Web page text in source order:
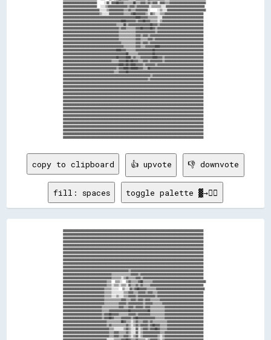
copy to clipboard 👍 upvote 👎 downvote
fill: spaces toggle palette ▓→✊🏽
▓▓▓▓▓▓▓▓▓▓▓▓▓▓▓▓▓▓▓▓▓▓▓▓▓▓▓▓▓▓▓▓▓▓▓▓▓▓▓▓▓▓▓▓▓▓▓▓▓▓▓▓▓▓▓▓▓▓▓▓▓▓▓▓▓▓▓▓▓▓▓▓▓▓▓▓▓▓▓▓▓▓▓▓▓▓▓▓▓▓▓▓▓▓▓▓▓▓▓▓▓▓▓▓▓▓▓▓▓▓▓▓▓▓▓▓
▓▓▓▓▓▓▓▓▓▓▓▓▓▓▓▓▓▓▓▓▓▓▓▓▓▓▓▓▓▓▓▓▓▓▓▓▓▓▓▓▓▓▓▓▓▓▓▓▓▓▓▓▓▓▓▓▓▓▓▓▓▓▓▓▓▓▓▓▓▓▓▓▓▓▓▓▓▓▓▓▓▓▓▓▓▓▓▓▓▓▓▓▓▓▓▓▓▓▓▓▓▓▓▓▓▓▓▓▓▓▓▓▓▓▓▓
▓▓▓▓▓▓▓▓▓▓▓▓▓▓▓▓▓▓▓▓▓▓▓▓▓▓▓▓▓▓▓▓▓▓▓▓▓▓▓▓▓▓▓▓▓▓▓▓▓▓▓▓▓▓▓▓▓▓▓▓▓▓▓▓▓▓▓▓▓▓▓▓▓▓▓▓▓▓▓▓▓▓▓▓▓▓▓▓▓▓▓▓▓▓▓▓▓▓▓▓▓▓▓▓▓▓▓▓▓▓▓▓▓▓▓▓
▓▓▓▓▓▓▓▓▓▓▓▓▓▓▓▓▓▓▓▓▓▓▓▓▓▓▓▓▓▓▓▓▓▓▓▓▓▓▓▓▓▓▓▓▓▓▓▓▓▓▓▓▓▓▓▓▓▓▓▓▓▓▓▓▓▓▓▓▓▓▓▓▓▓▓▓▓▓▓▓▓▓▓▓▓▓▓▓▓▓▓▓▓▓▓▓▓▓▓▓▓▓▓▓▓▓▓▓▓▓▓▓▓▓▓▓
▓▓▓▓▓▓▓▓▓▓▓▓▓▓▓▓▓▓▓▓▓▓▓▓▓▓▓▓▓▓▓▓▓▓▓▓▓▓▓▓▓▓▓▓▓▓▓▓▓▓▓▓▓▓▓▓▓▓▓▓▓▓▓▓▓▓▓▓▓▓▓▓▓▓▓▓▓▓▓▓▓▓▓▓▓▓▓▓▓▓▓▓▓▓▓▓▓▓▓▓▓▓▓▓▓▓▓▓▓▓▓▓▓▓▓▓
▓▓▓▓▓▓▓▓▓▓▓▓▓▓▓▓▓▓▓▓▓▓▓▓▓▓▓▓▓▓▓▓▓▓▓▓▓▓▓▓▓▓▓▓▓▓▓▓▓▓▓▓▓▓▓▓▓▓▓▓▓▓▓▓▓▓▓▓▓▓▓▓▓▓▓▓▓▓▓▓▓▓▓▓▓▓▓▓▓▓▓▓▓▓▓▓▓▓▓▓▓▓▓▓▓▓▓▓▓▓▓▓▓▓▓▓
▓▓▓▓▓▓▓▓▓▓▓▓▓▓▓▓▓▓▓▓▓▓▓▓▓▓▓▓▓▓▓▓▓▓▓▓▓▓▓▓▓▓▓▓▓▓▓▓▓▓▓▓▓▓▓▓▓▓▓▓▓▓▓▓▓▓▓▓▓▓▓▓▓▓▓▓▓▓▓▓▓▓▓▓▓▓▓▓▓▓▓▓▓▓▓▓▓▓▓▓▓▓▓▓▓▓▓▓▓▓▓▓▓▓▓▓
▓▓▓▓▓▓▓▓▓▓▓▓▓▓▓▓▓▓▓▓▓▓▓▓▓▓▓▓▓▓▓▓▓▓▓▓▓▓▓▓▓▓▓▓▓▓▓▓▓▓▓▓▓▓▓▓▓▓▓▓▓▓▓▓▓▓▓▓▓▓▓▓▓▓▓▓▓▓▓▓▓▓▓▓▓▓▓▓▓▓▓▓▓▓▓▓▓▓▓▓▓▓▓▓▓▓▓▓▓▓▓▓▓▓▓▓
▓▓▓▓▓▓▓▓▓▓▓▓▓▓▓▓▓▓▓▓▓▓▓▓▓▓▓▓▓▓▓▓▓▓▓▓▓▓▓▓▓▓▓▓▓▓▓▓▓▓▓▓▓▓▓▓▓▓▓▓▓▓▓▓▓▓▓▓▓▓▓▓▓▓▓▓▓▓▓▓▓▓▓▓▓▓▓▓▓▓▓▓▓▓▓▓▓▓▓▓▓▓▓▓▓▓▓▓▓▓▓▓▓▓▓▓
▓▓▓▓▓▓▓▓▓▓▓▓▓▓▓▓▓▓▓▓▓▓▓▓▓▓▓▓▓▓▓▓▓▓▓▓▓▓▓▓▓▓▓▓▓▓▓▓▓▓▓▓▓▓▓▓▓▓▓▓▓▓▓▓▓▓▓▓▓▓▓▓▓▓▓▓▓▓▓▓▓▓▓▓▓▓▓▓▓▓▓▓▓▓▓▓▓▓▓▓▓▓▓▓▓▓▓▓▓▓▓▓▓▓▓▓
▓▓▓▓▓▓▓▓▓▓▓▓▓▓▓▓▓▓▓▓▓▓▓▓▓▓▓▓▓▓▓▓▓▓▓▓▓▓▓▓▓▓▓▓▓▓▓▓▓▓▓▓▓▓▓▓▓▓▓▓▓▓▓▓▓▓▓▓▓▓▓▓▓▓▓▓▓▓▓▓▓▓▓▓▓▓▓▓▓▓▓▓▓▓▓▓▓▓▓▓▓▓▓▓▓▓▓▓▓▓▓▓▓▓▓▓
▓▓▓▓▓▓▓▓▓▓▓▓▓▓▓▓▓▓▓▓▓▓▓▓▓▓▓▓▓▓▓▓▓▓▓▓▓▓▓▓▓▓▓▓▓▓▓▓▓▓▓▓▓▓▒▒▓▓▓▓▓▓▓▓▓▓▓▓▓▓▓▓▓▓▓▓▓▓▓▓▓▓▓▓▓▓▓▓▓▓▓▓▓▓▓▓▓▓▓▓▓▓▓▓▓▓▓▓▓▓▓▓▓▓▓▓
▓▓▓▓▓▓▓▓▓▓▓▓▓▓▓▓▓▓▓▓▓▓▓▓▓▓▓▓▓▓▓▓▓▓▓▓▓▓▓▓▒▒▒▒▒▒▒▒▒▒▒▒▒▒▒▒▓▓▓▓▓▓▒▒▓▓▓▓▓▓▓▓▓▓▓▓▓▓▓▓▓▓▓▓▓▓▓▓▓▓▓▓▓▓▓▓▓▓▓▓▓▓▓▓▓▓▓▓▓▓▓▓▓▓▓▓
▓▓▓▓▓▓▓▓▓▓▓▓▓▓▓▓▓▓▓▓▓▓▓▓▓▓▓▓▓▓▓▓▓▓▓▓▓▓▓▓▒▒▒▒▒▒▒▒░░▒▒▓▓▒▒▒▒▒▒▓▓▓▓▒▒▓▓▓▓▓▓▓▓▓▓▓▓▓▓▓▓▓▓▓▓▓▓▓▓▓▓▓▓▓▓▓▓▓▓▓▓▓▓▓▓▓▓▓▓▓▓▓▓▓▓
▓▓▓▓▓▓▓▓▓▓▓▓▓▓▓▓▓▓▓▓▓▓▓▓▓▓▓▓▓▓▓▓▓▓▓▓▒▒▒▒  ▒▒▒▒░░  ▒▒▓▓▒▒▒▒▒▒▓▓██▒▒▒▒▒▒▒▒▓▓▓▓▓▓▓▓▓▓▓▓▓▓▓▓▓▓▓▓▓▓▓▓▓▓▓▓▓▓▓▓▓▓▓▓▓▓▓▓▓▓▓▓
▓▓▓▓▓▓▓▓▓▓▓▓▓▓▓▓▓▓▓▓▓▓▓▓▓▓▓▓▓▓▓▓▓▓▓▓▒▒▒▒░░▒▒▒▒░░▒▒▒▒░░▓▓▒▒▒▒▓▓▒▒▓▓▒▒▒▒▒▒▓▓▓▓▓▓▓▓▓▓▓▓▓▓▓▓▓▓▓▓▓▓▓▓▓▓▓▓▓▓▓▓▓▓▓▓▓▓▓▓▓▓▓▓
▓▓▓▓▓▓▓▓▓▓▓▓▓▓▓▓▓▓▓▓▓▓▓▓▓▓▓▓▓▓▓▓▓▓▒▒▒▒▒▒░░░░░░  ▒▒░░░░▓▓▒▒▓▓██▓▓▓▓▓▓▒▒▒▒▒▒▒▒▓▓▓▓▓▓▓▓▓▓▓▓▓▓▓▓▓▓▓▓▓▓▓▓▓▓▓▓▓▓▓▓▓▓▓▓▓▓▓▓
▓▓▓▓▓▓▓▓▓▓▓▓▓▓▓▓▓▓▓▓▓▓▓▓▓▓▓▓▓▓▓▓▓▓▒▒▒▒▒▒░░░░░░░░░░▒▒▒▒▓▓▓▓▒▒▒▒▓▓▓▓▓▓▒▒▓▓▓▓▒▒▒▒▓▓▓▓▓▓▓▓▓▓▓▓▓▓▓▓▓▓▓▓▓▓▓▓▓▓▓▓▓▓▓▓▓▓▓▓▓▓
▓▓▓▓▓▓▓▓▓▓▓▓▓▓▓▓▓▓▓▓▓▓▓▓▓▓▓▓▓▓▓▓▓▓▒▒▒▒▒▒░░░░▒▒░░░░▒▒▒▒▓▓▓▓▓▓▒▒▓▓▓▓▓▓▓▓▓▓▓▓▓▓▒▒▓▓▓▓▓▓▓▓▓▓▓▓▓▓▓▓▓▓▓▓▓▓▓▓▓▓▓▓▓▓▓▓▓▓▓▓▓▓
▓▓▓▓▓▓▓▓▓▓▓▓▓▓▓▓▓▓▓▓▓▓▓▓▓▓▓▓▓▓▓▓▓▓▒▒▒▒▒▒▒▒▒▒▒▒▒▒▓▓▓▓▒▒▒▒▓▓▓▓▒▒▓▓▓▓▒▒▓▓▓▓▒▒▒▒▒▒▒▒▓▓▓▓▓▓▓▓▓▓▓▓▓▓▓▓▓▓▓▓▓▓▓▓▓▓▓▓▓▓▓▓▓▓▓▓
▓▓▓▓▓▓▓▓▓▓▓▓▓▓▓▓▓▓▓▓▓▓▓▓▓▓▓▓▓▓▓▓▓▓▒▒▒▒▒▒▒▒▒▒▒▒▓▓▓▓▓▓▒▒▓▓▓▓▓▓▓▓▓▓▓▓▒▒▓▓▓▓▓▓▒▒▒▒▒▒▒▒▓▓▓▓▓▓▓▓▓▓▓▓▓▓▓▓▓▓▓▓▓▓▓▓▓▓▓▓▓▓▓▓▓▓
▓▓▓▓▓▓▓▓▓▓▓▓▓▓▓▓▓▓▓▓▓▓▓▓▓▓▓▓▓▓▓▓▒▒▒▒▒▒▒▒▒▒▒▒▒▒▓▓▓▓▒▒▒▒▓▓▓▓▒▒▓▓▓▓▓▓▒▒▓▓▓▓▒▒▒▒▒▒▒▒▒▒▒▒▓▓▓▓▓▓▓▓▓▓▓▓▓▓▓▓▓▓▓▓▓▓▓▓▓▓▓▓▓▓▓▓
▓▓▓▓▓▓▓▓▓▓▓▓▓▓▓▓▓▓▓▓▓▓▓▓▓▓▓▓▓▓▓▓▒▒▒▒▒▒▓▓▓▓▓▓▓▓▓▓▓▓▓▓▓▓██▓▓▓▓▓▓▓▓▓▓▓▓▓▓██▒▒▒▒▒▒▒▒▒▒▒▒▓▓▓▓▓▓▓▓▓▓▓▓▓▓▓▓▓▓▓▓▓▓▓▓▓▓▓▓▓▓▓▓
▓▓▓▓▓▓▓▓▓▓▓▓▓▓▓▓▓▓▓▓▓▓▓▓▓▓▓▓▓▓▓▓▒▒▓▓▓▓██▓▓▓▓▓▓▒▒▒▒▒▒▒▒▓▓▓▓▓▓▒▒▓▓▓▓▓▓▓▓▓▓▒▒▒▒▒▒▒▒▒▒▒▒▓▓▓▓▓▓▓▓▓▓▓▓▓▓▓▓▓▓▓▓▓▓▓▓▓▓▓▓▓▓▓▓
▓▓▓▓▓▓▓▓▓▓▓▓▓▓▓▓▓▓▓▓▓▓▓▓▓▓▓▓▓▓▓▓▒▒▓▓▓▓██▓▓▒▒▒▒▒▒▓▓▓▓▓▓▓▓▒▒▓▓██▓▓▓▓▓▓▓▓▓▓▓▓▓▓▒▒▒▒▒▒▒▒▓▓▓▓▓▓▓▓▓▓▓▓▓▓▓▓▓▓▓▓▓▓▓▓▓▓▓▓▓▓▓▓
▓▓▓▓▓▓▓▓▓▓▓▓▓▓▓▓▓▓▓▓▓▓▓▓▓▓▓▓▓▓▓▓▓▓▓▓▒▒▒▒▒▒▒▒▒▒▒▒██▓▓▒▒▒▒░░▒▒▓▓▒▒▒▒▓▓▓▓▒▒▓▓▒▒▒▒▒▒▒▒▒▒▒▒▓▓▓▓▓▓▓▓▓▓▓▓▓▓▓▓▓▓▓▓▓▓▓▓▓▓▓▓▓▓
▓▓▓▓▓▓▓▓▓▓▓▓▓▓▓▓▓▓▓▓▓▓▓▓▓▓▓▓▓▓▓▓▓▓▓▓▒▒▓▓▒▒▒▒▒▒▒▒▒▒▒▒▓▓▒▒░░▒▒▓▓▒▒▓▓▓▓▓▓▒▒▓▓██▓▓▓▓▒▒▒▒▒▒▓▓▓▓▓▓▓▓▓▓▓▓▓▓▓▓▓▓▓▓▓▓▓▓▓▓▓▓▓▓
▓▓▓▓▓▓▓▓▓▓▓▓▓▓▓▓▓▓▓▓▓▓▓▓▓▓▓▓▓▓▓▓▓▓▓▓▓▓▒▒▒▒░░░░░░░░▒▒▓▓▒▒░░░░▓▓░░▒▒▓▓▓▓▒▒▓▓▓▓██▓▓▒▒▒▒▒▒▓▓▓▓▓▓▓▓▓▓▓▓▓▓▓▓▓▓▓▓▓▓▓▓▓▓▓▓▓▓
▓▓▓▓▓▓▓▓▓▓▓▓▓▓▓▓▓▓▓▓▓▓▓▓▓▓▓▓▓▓▓▓▓▓▓▓▓▓▒▒▒▒▓▓▓▓▒▒▒▒▒▒▓▓▒▒░░░░▓▓░░▒▒▓▓▓▓▓▓▓▓▓▓▓▓▓▓▒▒▒▒▓▓▓▓▓▓▓▓▓▓▓▓▓▓▓▓▓▓▓▓▓▓▓▓▓▓▓▓▓▓▓▓
▓▓▓▓▓▓▓▓▓▓▓▓▓▓▓▓▓▓▓▓▓▓▓▓▓▓▓▓▓▓▓▓▓▓▓▓▓▓▒▒▒▒▓▓▓▓▒▒▒▒▓▓▓▓▒▒░░▒▒▓▓░░▒▒▓▓▓▓▓▓▓▓▓▓▓▓▒▒░░▒▒▓▓▓▓▓▓▓▓▓▓▓▓▓▓▓▓▓▓▓▓▓▓▓▓▓▓▓▓▓▓▓▓
▓▓▓▓▓▓▓▓▓▓▓▓▓▓▓▓▓▓▓▓▓▓▓▓▓▓▓▓▓▓▓▓▓▓▓▓░░░░░░▒▒▒▒▒▒▓▓▓▓██▓▓▒▒▒▒▓▓▒▒▒▒▒▒░░▒▒▓▓▓▓▓▓▒▒░░▒▒▓▓▓▓▓▓▓▓▓▓▓▓▓▓▓▓▓▓▓▓▓▓▓▓▓▓▓▓▓▓▓▓
▓▓▓▓▓▓▓▓▓▓▓▓▓▓▓▓▓▓▓▓▓▓▓▓▓▓▓▓▓▓▓▓▓▓▓▓▒▒▒▒▒▒▓▓▓▓▓▓▓▓▓▓██▓▓▒▒▒▒▓▓▓▓▓▓▒▒▒▒▓▓▓▓▓▓▓▓▒▒▒▒▓▓▓▓▓▓▓▓▓▓▓▓▓▓▓▓▓▓▓▓▓▓▓▓▓▓▓▓▓▓▓▓▓▓
▓▓▓▓▓▓▓▓▓▓▓▓▓▓▓▓▓▓▓▓▓▓▓▓▓▓▓▓▓▓▓▓▒▒░░░░░░▓▓░░▒▒▒▒▒▒▒▒▓▓▓▓▓▓▒▒▒▒▒▒▓▓▓▓▒▒▒▒▓▓▒▒▓▓▓▓▒▒░░▓▓▓▓▓▓▓▓▓▓▓▓▓▓▓▓▓▓▓▓▓▓▓▓▓▓▓▓▓▓▓▓
▓▓▓▓▓▓▓▓▓▓▓▓▓▓▓▓▓▓▓▓▓▓▓▓▓▓▓▓▓▓▓▓▓▓░░░░░░▓▓▒▒▒▒▒▒▓▓▓▓▓▓▓▓▓▓▓▓▓▓▓▓▓▓▓▓▒▒▒▒▒▒▒▒▓▓▓▓▒▒▒▒▓▓▓▓▓▓▓▓▓▓▓▓▓▓▓▓▓▓▓▓▓▓▓▓▓▓▓▓▓▓▓▓
▓▓▓▓▓▓▓▓▓▓▓▓▓▓▓▓▓▓▓▓▓▓▓▓▓▓▓▓▓▓▓▓▓▓░░░░░░▓▓░░▒▒▒▒▒▒▓▓▓▓▓▓▓▓▒▒▓▓▓▓▒▒░░▒▒▒▒▒▒▒▒▒▒▓▓▒▒▒▒▓▓▓▓▓▓▓▓▓▓▓▓▓▓▓▓▓▓▓▓▓▓▓▓▓▓▓▓▓▓▓▓
▓▓▓▓▓▓▓▓▓▓▓▓▓▓▓▓▓▓▓▓▓▓▓▓▓▓▓▓▓▓▓▓▓▓▒▒▒▒▒▒▒▒▒▒▓▓▓▓▓▓▓▓▓▓▓▓▓▓▒▒▓▓▓▓▒▒▒▒▒▒▒▒▒▒▒▒▒▒▒▒▓▓▓▓▓▓▓▓▓▓▓▓▓▓▓▓▓▓▓▓▓▓▓▓▓▓▓▓▓▓▓▓▓▓▓▓
▓▓▓▓▓▓▓▓▓▓▓▓▓▓▓▓▓▓▓▓▓▓▓▓▓▓▓▓▓▓▓▓▓▓▒▒░░▒▒░░▓▓▓▓▓▓▒▒▓▓▓▓▓▓▓▓░░▒▒▓▓▒▒░░▒▒▒▒▒▒▒▒▒▒▒▒▓▓▓▓▓▓▓▓▓▓▓▓▓▓▓▓▓▓▓▓▓▓▓▓▓▓▓▓▓▓▓▓▓▓▓▓
▓▓▓▓▓▓▓▓▓▓▓▓▓▓▓▓▓▓▓▓▓▓▓▓▓▓▓▓▓▓▓▓▓▓▓▓▒▒▓▓▓▓▓▓▓▓████▓▓██▓▓▓▓██▒▒▓▓▒▒░░▒▒░░▒▒▒▒▓▓▓▓▓▓▓▓▓▓▓▓▓▓▓▓▓▓▓▓▓▓▓▓▓▓▓▓▓▓▓▓▓▓▓▓▓▓▓▓
▓▓▓▓▓▓▓▓▓▓▓▓▓▓▓▓▓▓▓▓▓▓▓▓▓▓▓▓▓▓▓▓▓▓▓▓▒▒▒▒▓▓▓▓▓▓▓▓██▒▒▓▓▒▒▒▒▓▓░░▒▒▒▒░░░░▒▒▒▒▒▒▓▓▓▓▓▓▓▓▓▓▓▓▓▓▓▓▓▓▓▓▓▓▓▓▓▓▓▓▓▓▓▓▓▓▓▓▓▓▓▓
▓▓▓▓▓▓▓▓▓▓▓▓▓▓▓▓▓▓▓▓▓▓▓▓▓▓▓▓▓▓▓▓▓▓▓▓▒▒░░░░▒▒▒▒▒▒▒▒▓▓▒▒░░▒▒▓▓░░▒▒▒▒▒▒▒▒▒▒▒▒▓▓▓▓▓▓▓▓▓▓▓▓▓▓▓▓▓▓▓▓▓▓▓▓▓▓▓▓▓▓▓▓▓▓▓▓▓▓▓▓▓▓
▓▓▓▓▓▓▓▓▓▓▓▓▓▓▓▓▓▓▓▓▓▓▓▓▓▓▓▓▓▓▓▓▓▓▓▓▓▓▒▒░░▒▒░░░░▒▒▓▓▒▒░░▒▒▓▓░░▒▒▒▒▒▒▒▒▒▒▓▓▓▓▓▓▓▓▓▓▓▓▓▓▓▓▓▓▓▓▓▓▓▓▓▓▓▓▓▓▓▓▓▓▓▓▓▓▓▓▓▓▓▓
▓▓▓▓▓▓▓▓▓▓▓▓▓▓▓▓▓▓▓▓▓▓▓▓▓▓▓▓▓▓▓▓▓▓▓▓▓▓▓▓░░░░▒▒░░░░░░░░▓▓▒▒▒▒▓▓▓▓▒▒▒▒▓▓▓▓▓▓▓▓▓▓▓▓▓▓▓▓▓▓▓▓▓▓▓▓▓▓▓▓▓▓▓▓▓▓▓▓▓▓▓▓▓▓▓▓▓▓▓▓
▓▓▓▓▓▓▓▓▓▓▓▓▓▓▓▓▓▓▓▓▓▓▓▓▓▓▓▓▓▓▓▓▓▓▓▓▓▓▓▓▓▓▓▓▒▒▒▒▒▒▒▒▒▒▒▒▓▓▓▓▓▓▓▓▓▓▓▓▓▓██▓▓▒▒▓▓▓▓▓▓▓▓▓▓▓▓▓▓▓▓▓▓▓▓▓▓▓▓▓▓▓▓▓▓▓▓▓▓▓▓▓▓▓▓
▓▓▓▓▓▓▓▓▓▓▓▓▓▓▓▓▓▓▓▓▓▓▓▓▓▓▓▓▓▓▓▓▓▓▓▓▓▓▓▓▓▓▓▓▒▒░░░░░░▒▒░░▓▓▓▓▓▓▒▒▓▓▓▓██████▓▓▓▓▓▓▒▒▓▓▓▓▓▓▓▓▓▓▓▓▓▓▓▓▓▓▓▓▓▓▓▓▓▓▓▓▓▓▓▓▓▓
▓▓▓▓▓▓▓▓▓▓▓▓▓▓▓▓▓▓▓▓▓▓▓▓▓▓▓▓▓▓▓▓▓▓▓▓▓▓▓▓▓▓▒▒▒▒▓▓▒▒▒▒▓▓▓▓██▓▓▒▒▓▓▓▓██▓▓▓▓▓▓▓▓▒▒▒▒▓▓▓▓▓▓▓▓▓▓▓▓▓▓▓▓▓▓▓▓▓▓▓▓▓▓▓▓▓▓▓▓▓▓▓▓
▓▓▓▓▓▓▓▓▓▓▓▓▓▓▓▓▓▓▓▓▓▓▓▓▓▓▓▓▓▓▓▓▓▓▓▓▓▓▓▓▓▓▒▒▒▒▒▒▒▒▒▒▒▒▓▓▓▓▓▓▒▒▓▓▓▓██▓▓██▓▓▓▓▓▓▓▓▒▒▒▒▒▒▓▓▓▓▓▓▓▓▓▓▓▓▓▓▓▓▓▓▓▓▓▓▓▓▓▓▓▓▓▓
▓▓▓▓▓▓▓▓▓▓▓▓▓▓▓▓▓▓▓▓▓▓▓▓▓▓▓▓▓▓▓▓▓▓▓▓▓▓▓▓▒▒▒▒▒▒▒▒▒▒▒▒▒▒▓▓▒▒▒▒▒▒▓▓▓▓██▓▓▓▓▓▓▓▓▓▓▓▓▒▒▒▒▒▒▓▓▓▓▓▓▓▓▓▓▓▓▓▓▓▓▓▓▓▓▓▓▓▓▓▓▓▓▓▓
▓▓▓▓▓▓▓▓▓▓▓▓▓▓▓▓▓▓▓▓▓▓▓▓▓▓▓▓▓▓▓▓▓▓▓▓▓▓▓▓▒▒▓▓▒▒▒▒▒▒▒▒▒▒▒▒▓▓▓▓▒▒▓▓▓▓██▓▓██▓▓▓▓▓▓▓▓▒▒▒▒▒▒▒▒▓▓▓▓▓▓▓▓▓▓▓▓▓▓▓▓▓▓▓▓▓▓▓▓▓▓▓▓
▓▓▓▓▓▓▓▓▓▓▓▓▓▓▓▓▓▓▓▓▓▓▓▓▓▓▓▓▓▓▓▓▓▓▓▓▓▓▓▓▒▒▓▓▓▓▓▓▓▓▓▓▓▓▓▓▓▓▓▓▓▓▓▓▓▓██▓▓▓▓▓▓▓▓▓▓▓▓▓▓▓▓▓▓▓▓▒▒▓▓▓▓▓▓▓▓▓▓▓▓▓▓▓▓▓▓▓▓▓▓▓▓▓▓
▓▓▓▓▓▓▓▓▓▓▓▓▓▓▓▓▓▓▓▓▓▓▓▓▓▓▓▓▓▓▓▓▓▓▓▓▓▓▒▒▓▓▓▓▒▒▒▒▒▒▒▒▒▒▒▒▒▒▒▒▓▓▓▓▓▓████▓▓██▓▓▓▓▓▓▒▒▓▓▓▓▒▒▒▒▓▓▓▓▓▓▓▓▓▓▓▓▓▓▓▓▓▓▓▓▓▓▓▓▓▓
▓▓▓▓▓▓▓▓▓▓▓▓▓▓▓▓▓▓▓▓▓▓▓▓▓▓▓▓▓▓▓▓▓▓▓▓▓▓▒▒░░▓▓▓▓▓▓▒▒▒▒▒▒▒▒▒▒▒▒▓▓▓▓██████████▓▓▓▓▓▓▓▓▓▓▓▓▒▒▒▒▓▓▓▓▓▓▓▓▓▓▓▓▓▓▓▓▓▓▓▓▓▓▓▓▓▓
▓▓▓▓▓▓▓▓▓▓▓▓▓▓▓▓▓▓▓▓▓▓▓▓▓▓▓▓▓▓▓▓▓▓▒▒▒▒▓▓▒▒▓▓▓▓▓▓▒▒▒▒▒▒▒▒▒▒▒▒▓▓▓▓▒▒▓▓▓▓▓▓████▓▓██▓▓▓▓▓▓▓▓▒▒▓▓▓▓▓▓▓▓▓▓▓▓▓▓▓▓▓▓▓▓▓▓▓▓▓▓
▓▓▓▓▓▓▓▓▓▓▓▓▓▓▓▓▓▓▓▓▓▓▓▓▓▓▓▓▓▓▓▓░░░░▓▓░░░░▒▒▓▓▒▒▓▓▓▓▒▒▒▒▒▒▒▒▓▓██▓▓▓▓▓▓▓▓████▓▓▓▓▓▓▓▓▒▒▒▒▓▓▓▓▓▓▓▓▓▓▓▓▓▓▓▓▓▓▓▓▓▓▓▓▓▓▓▓
▓▓▓▓▓▓▓▓▓▓▓▓▓▓▓▓▓▓▓▓▓▓▓▓▓▓▓▓▓▓░░▒▒░░▓▓▒▒░░▒▒▓▓░░▓▓▓▓▒▒▒▒▒▒▒▒░░░░▒▒▓▓▓▓████████▓▓▓▓██▓▓▒▒▓▓▓▓▓▓▓▓▓▓▓▓▓▓▓▓▓▓▓▓▓▓▓▓▓▓▓▓
▓▓▓▓▓▓▓▓▓▓▓▓▓▓▓▓▓▓▓▓▓▓▓▓▓▓▓▓  ░░░░░░▒▒░░▒▒▒▒░░▓▓██▓▓▒▒▒▒▒▒▒▒▒▒░░▒▒▓▓▓▓▓▓▓▓▓▓▒▒░░▒▒░░▒▒▒▒▓▓▓▓▓▓▓▓▓▓▓▓▓▓▓▓▓▓▓▓▓▓▓▓▓▓▓▓
▓▓▓▓▓▓▓▓▓▓▓▓▓▓▓▓▓▓▓▓▓▓▓▓▓▓▓▓  ░░    ▒▒░░░░▒▒  ▓▓▓▓▓▓▒▒▒▒▒▒▒▒▓▓▓▓▒▒▓▓██▓▓▓▓▓▓▒▒▒▒▓▓░░▒▒▒▒▓▓▓▓▓▓▓▓▓▓▓▓▓▓▓▓▓▓▓▓▓▓▓▓▓▓▓▓
▓▓▓▓▓▓▓▓▓▓▓▓▓▓▓▓▓▓▓▓▓▓▓▓▓▓▓▓  ░░    ▒▒░░▒▒▓▓████▓▓▓▓▒▒▒▒▒▒██▓▓▓▓██▓▓▓▓▓▓▓▓▓▓▓▓▒▒▒▒░░░░▒▒▓▓▓▓▓▓▓▓▓▓▓▓▓▓▓▓▓▓▓▓▓▓▓▓▓▓▓▓
▓▓▓▓▓▓▓▓▓▓▓▓▓▓▓▓▓▓▓▓▓▓▓▓▓▓▓▓  ░░░░  ▒▒░░▒▒▓▓██▓▓▓▓▓▓▒▒▒▒▒▒▓▓▓▓▓▓▓▓▒▒██▓▓▓▓▓▓▓▓▓▓▓▓▒▒▒▒▓▓▓▓▓▓▓▓▓▓▓▓▓▓▓▓▓▓▓▓▓▓▓▓▓▓▓▓▓▓
▓▓▓▓▓▓▓▓▓▓▓▓▓▓▓▓▓▓▓▓▓▓▓▓▓▓▓▓    ░░▓▓░░▓▓▓▓██▓▓▓▓▒▒▒▒▒▒▒▒██▒▒▒▒▓▓▓▓▒▒▓▓▒▒▓▓▓▓░░▓▓▓▓▒▒▒▒▓▓▓▓▓▓▓▓▓▓▓▓▓▓▓▓▓▓▓▓▓▓▓▓▓▓▓▓▓▓
▓▓▓▓▓▓▓▓▓▓▓▓▓▓▓▓▓▓▓▓▓▓▓▓▓▓▓▓  ░░░░▒▒▓▓▓▓▓▓▓▓▓▓▓▓▓▓▓▓▒▒▓▓▓▓▒▒▓▓▓▓▓▓▓▓▓▓░░▒▒▒▒▒▒▒▒░░░░▓▓▓▓▓▓▓▓▓▓▓▓▓▓▓▓▓▓▓▓▓▓▓▓▓▓▓▓▓▓▓▓
▓▓▓▓▓▓▓▓▓▓▓▓▓▓▓▓▓▓▓▓▓▓▓▓▓▓▓▓▓▓░░░░░░▒▒▓▓▓▓▓▓▓▓▓▓▓▓▒▒▒▒▓▓▒▒▒▒▓▓▓▓▓▓▓▓▓▓░░    ░░▒▒░░░░▓▓▓▓▓▓▓▓▓▓▓▓▓▓▓▓▓▓▓▓▓▓▓▓▓▓▓▓▓▓▓▓
▓▓▓▓▓▓▓▓▓▓▓▓▓▓▓▓▓▓▓▓▓▓▓▓▓▓▓▓▓▓▒▒░░░░░░▓▓▓▓▓▓▓▓▓▓▓▓▒▒▒▒▒▒▓▓██▓▓▓▓▓▓▓▓▒▒░░▓▓▒▒░░░░▒▒▒▒▓▓▓▓▓▓▓▓▓▓▓▓▓▓▓▓▓▓▓▓▓▓▓▓▓▓▓▓▓▓▓▓
▓▓▓▓▓▓▓▓▓▓▓▓▓▓▓▓▓▓▓▓▓▓▓▓▓▓▓▓▓▓▓▓▓▓▓▓▓▓▓▓▓▓▓▓▓▓▓▓▓▓▓▓▓▓▓▓▓▓▓▓████▓▓▓▓▓▓▒▒▒▒▒▒▒▒░░░░▓▓▓▓▓▓▓▓▓▓▓▓▓▓▓▓▓▓▓▓▓▓▓▓▓▓▓▓▓▓▓▓▓▓
▓▓▓▓▓▓▓▓▓▓▓▓▓▓▓▓▓▓▓▓▓▓▓▓▓▓▓▓▓▓▓▓▓▓▓▓▓▓▓▓▓▓▓▓▓▓▓▓████▓▓▓▓▓▓▓▓▒▒▓▓▓▓██▓▓▓▓▒▒▒▒▒▒░░▒▒▓▓▓▓▓▓▓▓▓▓▓▓▓▓▓▓▓▓▓▓▓▓▓▓▓▓▓▓▓▓▓▓▓▓
▓▓▓▓▓▓▓▓▓▓▓▓▓▓▓▓▓▓▓▓▓▓▓▓▓▓▓▓▓▓▓▓▓▓▓▓▓▓▓▓▓▓▓▓▒▒▒▒▒▒██▒▒▓▓▓▓▓▓▓▓▓▓▓▓▓▓▓▓▓▓██▓▓▓▓▒▒▓▓▓▓▓▓▓▓▓▓▓▓▓▓▓▓▓▓▓▓▓▓▓▓▓▓▓▓▓▓▓▓▓▓▓▓
▓▓▓▓▓▓▓▓▓▓▓▓▓▓▓▓▓▓▓▓▓▓▓▓▓▓▓▓▓▓▓▓▓▓▓▓▓▓▓▓▓▓▓▓▓▓▒▒▓▓▓▓▒▒▒▒▒▒▒▒▓▓▓▓██▓▓▓▓▓▓██▓▓▒▒▓▓▓▓▓▓▓▓▓▓▓▓▓▓▓▓▓▓▓▓▓▓▓▓▓▓▓▓▓▓▓▓▓▓▓▓▓▓
▓▓▓▓▓▓▓▓▓▓▓▓▓▓▓▓▓▓▓▓▓▓▓▓▓▓▓▓▓▓▓▓▓▓▓▓▓▓▓▓▓▓▓▓▓▓▒▒▒▒▒▒▒▒▒▒▒▒▒▒▓▓▓▓▓▓▓▓▓▓▓▓▓▓▓▓▒▒▓▓▓▓▓▓▓▓▓▓▓▓▓▓▓▓▓▓▓▓▓▓▓▓▓▓▓▓▓▓▓▓▓▓▓▓▓▓
▓▓▓▓▓▓▓▓▓▓▓▓▓▓▓▓▓▓▓▓▓▓▓▓▓▓▓▓▓▓▓▓▓▓▓▓▓▓▓▓▓▓▓▓▓▓▒▒▒▒▒▒▒▒▒▒▒▒▒▒▓▓▓▓▒▒▓▓▓▓▒▒▓▓▓▓▓▓▓▓▓▓▓▓▓▓▓▓▓▓▓▓▓▓▓▓▓▓▓▓▓▓▓▓▓▓▓▓▓▓▓▓▓▓▓▓
▓▓▓▓▓▓▓▓▓▓▓▓▓▓▓▓▓▓▓▓▓▓▓▓▓▓▓▓▓▓▓▓▓▓▓▓▓▓▓▓▓▓▓▓▓▓▒▒▒▒▒▒▒▒▒▒▒▒▒▒▓▓▓▓▒▒▒▒▒▒▓▓▓▓▒▒▓▓▓▓▓▓▓▓▓▓▓▓▓▓▓▓▓▓▓▓▓▓▓▓▓▓▓▓▓▓▓▓▓▓▓▓▓▓▓▓
▓▓▓▓▓▓▓▓▓▓▓▓▓▓▓▓▓▓▓▓▓▓▓▓▓▓▓▓▓▓▓▓▓▓▓▓▓▓▓▓▓▓▓▓▓▓▓▓▒▒▒▒▒▒▒▒▒▒▒▒▓▓▓▓▒▒▓▓▓▓▒▒▓▓▓▓▓▓▓▓▓▓▓▓▓▓▓▓▓▓▓▓▓▓▓▓▓▓▓▓▓▓▓▓▓▓▓▓▓▓▓▓▓▓▓▓
▓▓▓▓▓▓▓▓▓▓▓▓▓▓▓▓▓▓▓▓▓▓▓▓▓▓▓▓▓▓▓▓▓▓▓▓▓▓▓▓▓▓▓▓▓▓▓▓▓▓▒▒▒▒▒▒▒▒▒▒▓▓▓▓▒▒▒▒▓▓▓▓▓▓▓▓████▓▓▓▓▓▓▓▓▓▓▓▓▓▓▓▓▓▓▓▓▓▓▓▓▓▓▓▓▓▓▓▓▓▓▓▓
▓▓▓▓▓▓▓▓▓▓▓▓▓▓▓▓▓▓▓▓▓▓▓▓▓▓▓▓▓▓▓▓▓▓▓▓▓▓▓▓▓▓▓▓████▓▓▓▓▒▒▒▒▒▒▒▒▓▓▓▓▓▓▓▓▓▓▓▓▓▓██▓▓▓▓▓▓▓▓▓▓▓▓▓▓▓▓▓▓▓▓▓▓▓▓▓▓▓▓▓▓▓▓▓▓▓▓▓▓▓▓
▓▓▓▓▓▓▓▓▓▓▓▓▓▓▓▓▓▓▓▓▓▓▓▓▓▓▓▓▓▓▓▓▓▓▓▓▓▓▓▓▓▓▓▓▓▓▓▓▓▓▓▓██▒▒▒▒▒▒▒▒▓▓▓▓▓▓▓▓▓▓▓▓██▓▓▓▓▓▓▓▓▓▓▓▓▓▓▓▓▓▓▓▓▓▓▓▓▓▓▓▓▓▓▓▓▓▓▓▓▓▓▓▓
▓▓▓▓▓▓▓▓▓▓▓▓▓▓▓▓▓▓▓▓▓▓▓▓▓▓▓▓▓▓▓▓▓▓▓▓▓▓▓▓▓▓▓▓██▓▓▓▓▓▓████▒▒▓▓▒▒▒▒▓▓▓▓▓▓▓▓▓▓████▓▓▓▓▒▒▓▓▓▓▓▓▓▓▓▓▓▓▓▓▓▓▓▓▓▓▓▓▓▓▓▓▓▓▓▓▓▓
▓▓▓▓▓▓▓▓▓▓▓▓▓▓▓▓▓▓▓▓▓▓▓▓▓▓▓▓▓▓▓▓▓▓▓▓▓▓▓▓▒▒▒▒▒▒▓▓▓▓▓▓██▓▓██▓▓▓▓▒▒▒▒▓▓▓▓▒▒▓▓▓▓▓▓▓▓▓▓▒▒▓▓▓▓▓▓▓▓▓▓▓▓▓▓▓▓▓▓▓▓▓▓▓▓▓▓▓▓▓▓▓▓
▓▓▓▓▓▓▓▓▓▓▓▓▓▓▓▓▓▓▓▓▓▓▓▓▓▓▓▓▓▓▓▓▓▓▓▓▓▓▓▓▓▓▓▓▓▓████▓▓██▓▓████▓▓▓▓▓▓▒▒▓▓▓▓▓▓▓▓▒▒▓▓▓▓▓▓▓▓▓▓▓▓▓▓▓▓▓▓▓▓▓▓▓▓▓▓▓▓▓▓▓▓▓▓▓▓▓▓
▓▓▓▓▓▓▓▓▓▓▓▓▓▓▓▓▓▓▓▓▓▓▓▓▓▓▓▓▓▓▓▓▓▓▓▓▓▓▓▓▓▓▓▓▒▒▓▓▓▓████▓▓██████▓▓▓▓▒▒▒▒██▓▓▓▓▓▓▓▓▓▓▓▓▓▓▓▓▓▓▓▓▓▓▓▓▓▓▓▓▓▓▓▓▓▓▓▓▓▓▓▓▓▓▓▓
▓▓▓▓▓▓▓▓▓▓▓▓▓▓▓▓▓▓▓▓▓▓▓▓▓▓▓▓▓▓▓▓▓▓▓▓▓▓▓▓▓▓▒▒▒▒▓▓▓▓▓▓██▓▓▓▓▓▓▓▓▓▓▓▓▓▓▓▓▓▓▓▓▓▓▓▓▓▓▓▓▓▓▓▓▓▓▓▓▓▓▓▓▓▓▓▓▓▓▓▓▓▓▓▓▓▓▓▓▓▓▓▓▓▓
▓▓▓▓▓▓▓▓▓▓▓▓▓▓▓▓▓▓▓▓▓▓▓▓▓▓▓▓▓▓▓▓▓▓▓▓▓▓▓▓▓▓▓▓▓▓▓▓▓▓▓▓▓▓▓▓▓▓▓▓▓▓▓▓▓▓▓▓▓▓▓▓▒▒▓▓▓▓▓▓▓▓▓▓▓▓▓▓▓▓▓▓▓▓▓▓▓▓▓▓▓▓▓▓▓▓▓▓▓▓▓▓▓▓▓▓
▓▓▓▓▓▓▓▓▓▓▓▓▓▓▓▓▓▓▓▓▓▓▓▓▓▓▓▓▓▓▓▓▓▓▓▓▓▓▓▓▓▓▓▓▓▓▓▓▓▓▓▓▓▓▓▓▓▓▓▓▓▓▓▓▓▓▓▓▓▓▒▒▓▓▓▓▓▓▓▓▓▓▓▓▓▓▓▓▓▓▓▓▓▓▓▓▓▓▓▓▓▓▓▓▓▓▓▓▓▓▓▓▓▓▓▓
▓▓▓▓▓▓▓▓▓▓▓▓▓▓▓▓▓▓▓▓▓▓▓▓▓▓▓▓▓▓▓▓▓▓▓▓▓▓▓▓▓▓▓▓▓▓▓▓▓▓▓▓▓▓▓▓▓▓▓▓▓▓▓▓▓▓▓▓▓▓▓▓▓▓▓▓▓▓▓▓▓▓▓▓▓▓▓▓▓▓▓▓▓▓▓▓▓▓▓▓▓▓▓▓▓▓▓▓▓▓▓▓▓▓▓▓
▓▓▓▓▓▓▓▓▓▓▓▓▓▓▓▓▓▓▓▓▓▓▓▓▓▓▓▓▓▓▓▓▓▓▓▓▓▓▓▓▓▓▓▓▓▓▓▓▓▓▓▓▓▓▓▓▓▓▓▓▓▓▓▓▓▓▓▓▓▓▓▓▓▓▓▓▓▓▓▓▓▓▓▓▓▓▓▓▓▓▓▓▓▓▓▓▓▓▓▓▓▓▓▓▓▓▓▓▓▓▓▓▓▓▓▓
▓▓▓▓▓▓▓▓▓▓▓▓▓▓▓▓▓▓▓▓▓▓▓▓▓▓▓▓▓▓▓▓▓▓▓▓▓▓▓▓▓▓▓▓▓▓▓▓▓▓▓▓▓▓▓▓▓▓▓▓▓▓▓▓▓▓▓▓▓▓▓▓▓▓▓▓▓▓▓▓▓▓▓▓▓▓▓▓▓▓▓▓▓▓▓▓▓▓▓▓▓▓▓▓▓▓▓▓▓▓▓▓▓▓▓▓
▓▓▓▓▓▓▓▓▓▓▓▓▓▓▓▓▓▓▓▓▓▓▓▓▓▓▓▓▓▓▓▓▓▓▓▓▓▓▓▓▓▓▓▓▓▓▓▓▓▓▓▓▓▓▓▓▓▓▓▓▓▓▓▓▓▓▓▓▓▓▓▓▓▓▓▓▓▓▓▓▓▓▓▓▓▓▓▓▓▓▓▓▓▓▓▓▓▓▓▓▓▓▓▓▓▓▓▓▓▓▓▓▓▓▓▓
▓▓▓▓▓▓▓▓▓▓▓▓▓▓▓▓▓▓▓▓▓▓▓▓▓▓▓▓▓▓▓▓▓▓▓▓▓▓▓▓▓▓▓▓▓▓▓▓▓▓▓▓▓▓▓▓▓▓▓▓▓▓▓▓▓▓▓▓▓▓▓▓▓▓▓▓▓▓▓▓▓▓▓▓▓▓▓▓▓▓▓▓▓▓▓▓▓▓▓▓▓▓▓▓▓▓▓▓▓▓▓▓▓▓▓▓
▓▓▓▓▓▓▓▓▓▓▓▓▓▓▓▓▓▓▓▓▓▓▓▓▓▓▓▓▓▓▓▓▓▓▓▓▓▓▓▓▓▓▓▓▓▓▓▓▓▓▓▓▓▓▓